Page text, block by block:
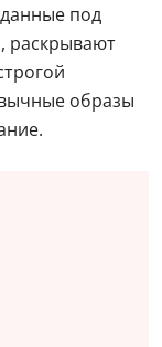
под
раскрывают
образы